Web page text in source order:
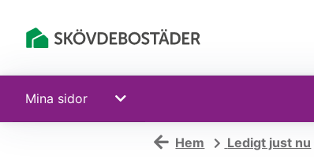
Mina sidor
Hem Ledigt just nu